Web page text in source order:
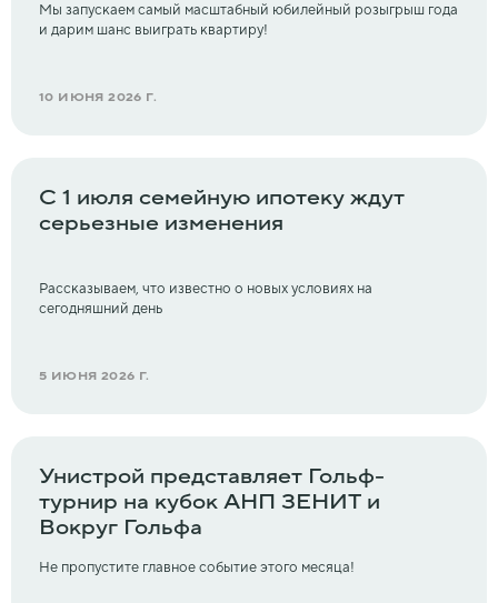
Мы запускаем самый масштабный юбилейный розыгрыш года
и дарим шанс выиграть квартиру!
10 ИЮНЯ 2026 Г.
С 1 июля семейную ипотеку ждут
серьезные изменения
Рассказываем, что известно о новых условиях на
сегодняшний день
5 ИЮНЯ 2026 Г.
Унистрой представляет Гольф-
турнир на кубок АНП ЗЕНИТ и
Вокруг Гольфа
Не пропустите главное событие этого месяца!